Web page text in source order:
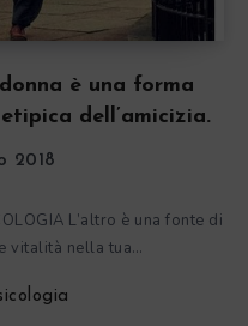
è una forma
dell’amicizia.
2018
L’altro è una fonte di
vitalità nella tua…